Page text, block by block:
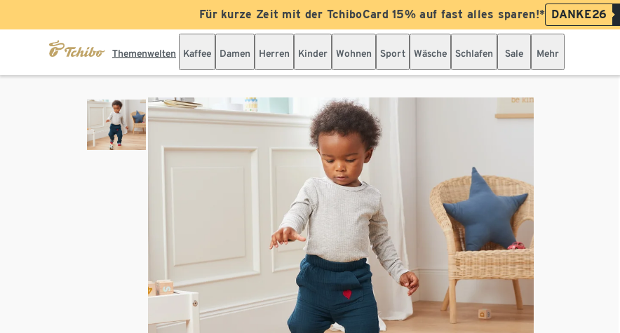
Für kurze Zeit mit der TchiboCard 15% auf fast alles sparen!* DANKE26
Themenwelten Kaffee Damen Herren Kinder Wohnen Sport Wäsche Schlafen Sale Mehr